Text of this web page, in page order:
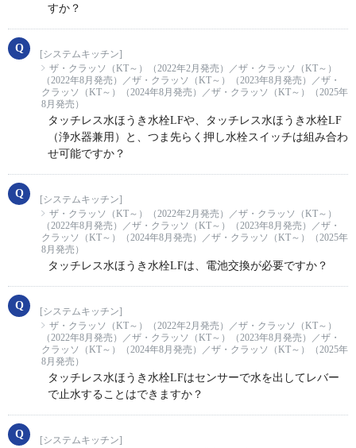
すか？
[システムキッチン]
ザ・クラッソ（KT～）（2022年2月発売）／ザ・クラッソ（KT～）
（2022年8月発売）／ザ・クラッソ（KT～）（2023年8月発売）／ザ・
クラッソ（KT～）（2024年8月発売）／ザ・クラッソ（KT～）（2025年
8月発売）
タッチレス水ほうき水栓LFや、タッチレス水ほうき水栓LF
（浄水器兼用）と、つま先らく押し水栓スイッチは組み合わ
せ可能ですか？
[システムキッチン]
ザ・クラッソ（KT～）（2022年2月発売）／ザ・クラッソ（KT～）
（2022年8月発売）／ザ・クラッソ（KT～）（2023年8月発売）／ザ・
クラッソ（KT～）（2024年8月発売）／ザ・クラッソ（KT～）（2025年
8月発売）
タッチレス水ほうき水栓LFは、電池交換が必要ですか？
[システムキッチン]
ザ・クラッソ（KT～）（2022年2月発売）／ザ・クラッソ（KT～）
（2022年8月発売）／ザ・クラッソ（KT～）（2023年8月発売）／ザ・
クラッソ（KT～）（2024年8月発売）／ザ・クラッソ（KT～）（2025年
8月発売）
タッチレス水ほうき水栓LFはセンサーで水を出してレバー
で止水することはできますか？
[システムキッチン]